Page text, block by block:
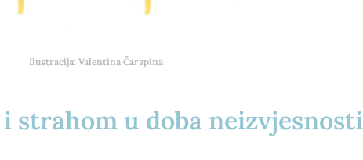
Ilustracija: Valentina Čarapina
strahom u doba neizvjesnosti